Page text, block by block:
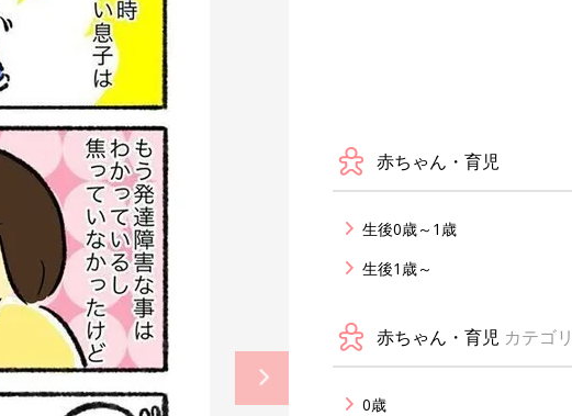
赤ちゃん・育児
生後0歳～1歳
生後1歳～
赤ちゃん・育児 カテゴ
0歳